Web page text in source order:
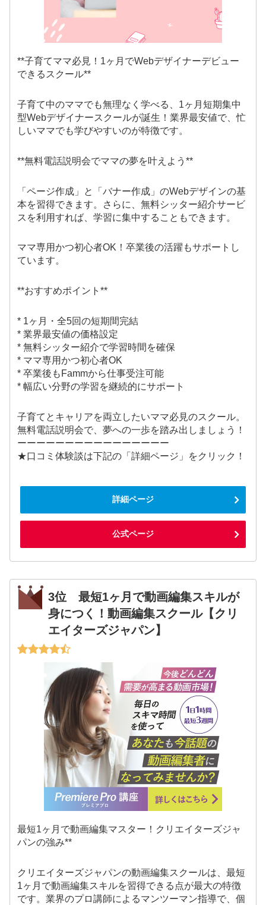
**子育てママ必見！1ヶ月でWebデザイナーデビュー
できるスクール**
子育て中のママでも無理なく学べる、1ヶ月短期集中
型Webデザイナースクールが誕生！業界最安値で、忙
しいママでも学びやすいのが特徴です。
**無料電話説明会でママの夢を叶えよう**
「ページ作成」と「バナー作成」のWebデザインの基
本を習得できます。さらに、無料シッター紹介サービ
スを利用すれば、学習に集中することもできます。
ママ専用かつ初心者OK！卒業後の活躍もサポートし
ています。
**おすすめポイント**
* 1ヶ月・全5回の短期間完結
* 業界最安値の価格設定
* 無料シッター紹介で学習時間を確保
* ママ専用かつ初心者OK
* 卒業後もFammから仕事受注可能
* 幅広い分野の学習を継続的にサポート
子育てとキャリアを両立したいママ必見のスクール。
無料電話説明会で、夢への一歩を踏み出しましょう！
ーーーーーーーーーーーーーーーー
★口コミ体験談は下記の「詳細ページ」をクリック！
詳細ページ
公式ページ
3位 最短1ヶ月で動画編集スキルが
身につく！動画編集スクール【クリ
エイターズジャパン】
最短1ヶ月で動画編集マスター！クリエイターズジャ
パンの強み**
クリエイターズジャパンの動画編集スクールは、最短
1ヶ月で動画編集スキルを習得できる点が最大の特徴
です。業界のプロ講師によるマンツーマン指導で、個